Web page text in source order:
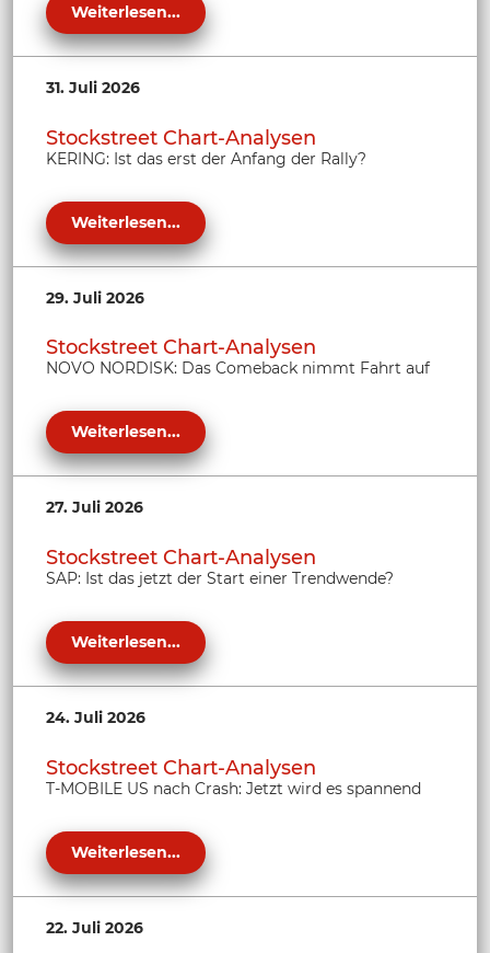
Weiterlesen...
31. Juli 2026
Stockstreet Chart-Analysen
KERING: Ist das erst der Anfang der Rally?
Weiterlesen...
29. Juli 2026
Stockstreet Chart-Analysen
NOVO NORDISK: Das Comeback nimmt Fahrt auf
Weiterlesen...
27. Juli 2026
Stockstreet Chart-Analysen
SAP: Ist das jetzt der Start einer Trendwende?
Weiterlesen...
24. Juli 2026
Stockstreet Chart-Analysen
T-MOBILE US nach Crash: Jetzt wird es spannend
Weiterlesen...
22. Juli 2026